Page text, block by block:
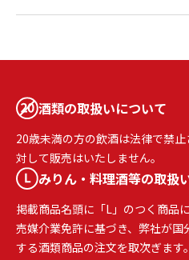
酒類の取扱いについて
20歳未満の方の飲酒は法律で禁
対して販売はいたしません。
みりん・料理酒等の取扱
掲載商品名頭に「L」のつく商品
売媒介業免許に基づき、弊社が
する酒類商品の注文を取次ぎます。